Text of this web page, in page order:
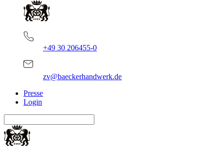
+49 30 206455-0
zv@baeckerhandwerk.de
Presse
Login